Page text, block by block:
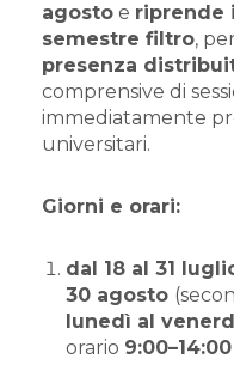
agosto e riprende
semestre filtro,
presenza
comprensive di
immediatamente
universitari.
Giorni e orari:
dal 18 al 31
30 agosto
lunedì al
orario 9:00–14:00